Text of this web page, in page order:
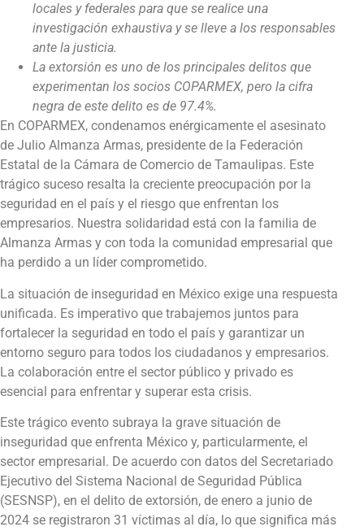
locales y federales para que se realice una
investigación exhaustiva y se lleve a los responsables
ante la justicia.
La extorsión es uno de los principales delitos que
experimentan los socios COPARMEX, pero la cifra
negra de este delito es de 97.4%.
En COPARMEX, condenamos enérgicamente el asesinato
de Julio Almanza Armas, presidente de la Federación
Estatal de la Cámara de Comercio de Tamaulipas. Este
trágico suceso resalta la creciente preocupación por la
seguridad en el país y el riesgo que enfrentan los
empresarios. Nuestra solidaridad está con la familia de
Almanza Armas y con toda la comunidad empresarial que
ha perdido a un líder comprometido.
La situación de inseguridad en México exige una respuesta
unificada. Es imperativo que trabajemos juntos para
fortalecer la seguridad en todo el país y garantizar un
entorno seguro para todos los ciudadanos y empresarios.
La colaboración entre el sector público y privado es
esencial para enfrentar y superar esta crisis.
Este trágico evento subraya la grave situación de
inseguridad que enfrenta México y, particularmente, el
sector empresarial. De acuerdo con datos del Secretariado
Ejecutivo del Sistema Nacional de Seguridad Pública
(SESNSP), en el delito de extorsión, de enero a junio de
2024 se registraron 31 víctimas al día, lo que significa más